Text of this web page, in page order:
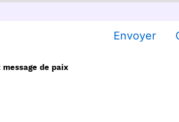
Envoyer
de paix